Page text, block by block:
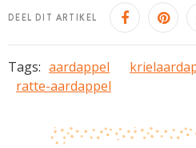
DEEL DIT ARTIKEL
Tags: aardappel
ratte-aardappel